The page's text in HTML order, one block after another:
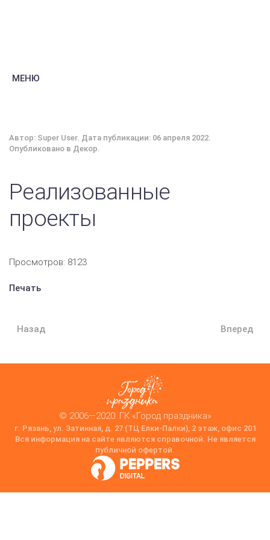
МЕНЮ
Автор: Super User. Дата публикации: 06 апреля 2022.
Опубликовано в Декор.
Реализованные
проекты
Просмотров: 8123
Печать
Назад Вперед
© 2006—2020. ГК «Город праздника»
г. Рязань, ул. Затинная, д. 27 (ТЦ Елки-Палки), 2 этаж, офис 201
Вся информация на сайте являются справочной. Не является
публичной офертой.